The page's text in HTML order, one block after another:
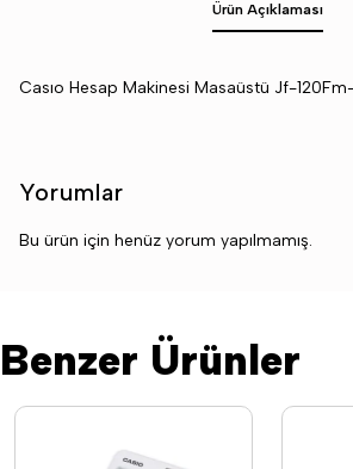
Ürün Açıklaması
Casıo Hesap Makinesi Masaüstü Jf-
Yorumlar
Bu ürün için henüz yorum yapılmamış.
Benzer Ürünler